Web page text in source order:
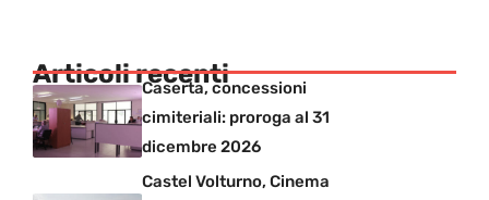
Articoli recenti
Caserta, concessioni
cimiteriali: proroga al 31
dicembre 2026
Castel Volturno, Cinema